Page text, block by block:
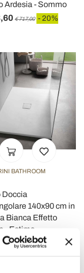
Ardesia - Sommo
€ 717,00 - 20%
BATHROOM
Doccia
140x90 cm in
Bianca Effetto
- Estimo
€ 1.062,00 - 20%